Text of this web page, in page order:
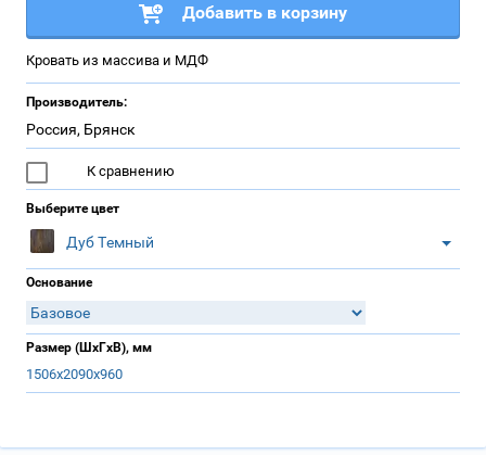
Добавить в корзину
Кровать из массива и МДФ
Производитель:
Россия, Брянск
К сравнению
Выберите цвет
Дуб Темный
Основание
Размер (ШхГхВ), мм
1506х2090х960